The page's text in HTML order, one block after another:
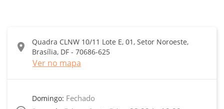
location_on
Quadra CLNW 10/11 Lote E, 01, Setor Noroeste,
Brasília, DF - 70686-625
Ver no mapa
Domingo: Fechado